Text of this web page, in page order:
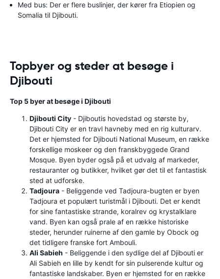
Med bus: Der er flere buslinjer, der kører fra Etiopien og
Somalia til Djibouti.
Topbyer og steder at besøge i
Djibouti
Top 5 byer at besøge i Djibouti
Djibouti City - Djiboutis hovedstad og største by,
Djibouti City er en travl havneby med en rig kulturarv.
Det er hjemsted for Djibouti National Museum, en række
forskellige moskeer og den franskbyggede Grand
Mosque. Byen byder også på et udvalg af markeder,
restauranter og butikker, hvilket gør det til et fantastisk
sted at udforske.
Tadjoura - Beliggende ved Tadjoura-bugten er byen
Tadjoura et populært turistmål i Djibouti. Det er kendt
for sine fantastiske strande, koralrev og krystalklare
vand. Byen kan også prale af en række historiske
steder, herunder ruinerne af den gamle by Obock og
det tidligere franske fort Ambouli.
Ali Sabieh - Beliggende i den sydlige del af Djibouti er
Ali Sabieh en lille by kendt for sin pulserende kultur og
fantastiske landskaber. Byen er hjemsted for en række